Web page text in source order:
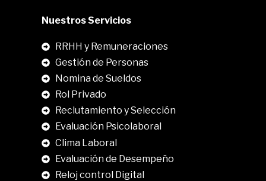
Nuestros Servicios
RRHH y Remuneraciones
Gestión de Personas
Nomina de Sueldos
Rol Privado
Reclutamiento y Selección
Evaluación Psicolaboral
Clima Laboral
Evaluación de Desempeño
Reloj control Digital